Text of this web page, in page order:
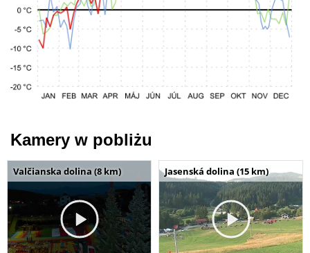
Kamery w pobliżu
Valčianska dolina (8 km) Jasenská dolina (15 km)